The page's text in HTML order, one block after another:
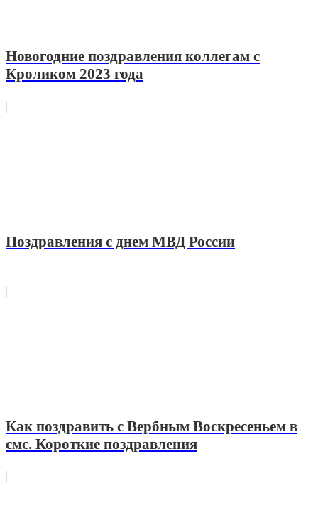
Новогодние поздравления коллегам с
Кроликом 2023 года
Поздравления с днем МВД России
Как поздравить с Вербным Воскресеньем в
смс. Короткие поздравления